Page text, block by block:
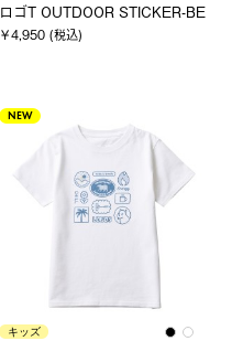
ロゴT OUTDOOR STICKER-BE
￥4,950 (税込)
NEW
キッズ